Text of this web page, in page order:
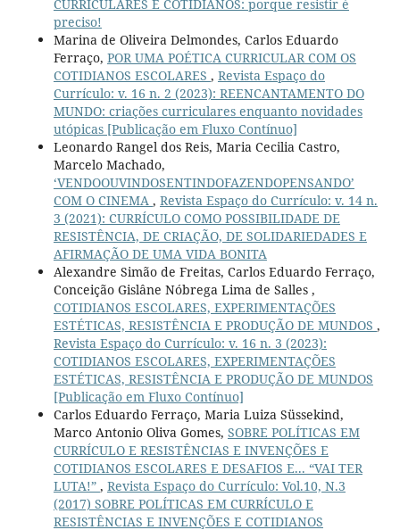
CURRICULARES E COTIDIANOS: porque resistir é
preciso!
Marina de Oliveira Delmondes, Carlos Eduardo
Ferraço, POR UMA POÉTICA CURRICULAR COM OS
COTIDIANOS ESCOLARES , Revista Espaço do
Currículo: v. 16 n. 2 (2023): REENCANTAMENTO DO
MUNDO: criações curriculares enquanto novidades
utópicas [Publicação em Fluxo Contínuo]
Leonardo Rangel dos Reis, Maria Cecilia Castro,
Marcelo Machado,
‘VENDOOUVINDOSENTINDOFAZENDOPENSANDO’
COM O CINEMA , Revista Espaço do Currículo: v. 14 n.
3 (2021): CURRÍCULO COMO POSSIBILIDADE DE
RESISTÊNCIA, DE CRIAÇÃO, DE SOLIDARIEDADES E
AFIRMAÇÃO DE UMA VIDA BONITA
Alexandre Simão de Freitas, Carlos Eduardo Ferraço,
Conceição Gislâne Nóbrega Lima de Salles ,
COTIDIANOS ESCOLARES, EXPERIMENTAÇÕES
ESTÉTICAS, RESISTÊNCIA E PRODUÇÃO DE MUNDOS ,
Revista Espaço do Currículo: v. 16 n. 3 (2023):
COTIDIANOS ESCOLARES, EXPERIMENTAÇÕES
ESTÉTICAS, RESISTÊNCIA E PRODUÇÃO DE MUNDOS
[Publicação em Fluxo Contínuo]
Carlos Eduardo Ferraço, Maria Luiza Süssekind,
Marco Antonio Oliva Gomes, SOBRE POLÍTICAS EM
CURRÍCULO E RESISTÊNCIAS E INVENÇÕES E
COTIDIANOS ESCOLARES E DESAFIOS E... “VAI TER
LUTA!” , Revista Espaço do Currículo: Vol.10, N.3
(2017) SOBRE POLÍTICAS EM CURRÍCULO E
RESISTÊNCIAS E INVENÇÕES E COTIDIANOS